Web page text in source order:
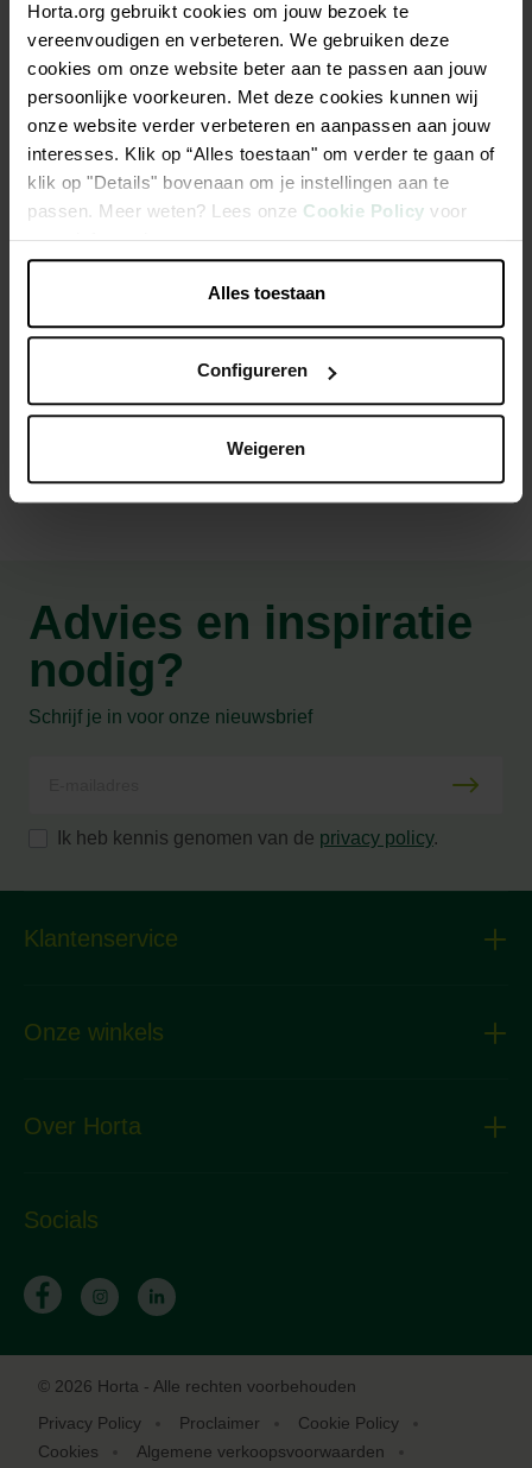
Horta.org gebruikt cookies om jouw bezoek te
vereenvoudigen en verbeteren. We gebruiken deze
cookies om onze website beter aan te passen aan jouw
persoonlijke voorkeuren. Met deze cookies kunnen wij
onze website verder verbeteren en aanpassen aan jouw
interesses. Klik op “Alles toestaan" om verder te gaan of
klik op "Details" bovenaan om je instellingen aan te
passen. Meer weten? Lees onze Cookie Policy voor
meer informatie.
Alles toestaan
Configureren
Weigeren
Beschrijving
De Eno is een keramische pot uit eigen productie in
Nederland, gebakken op 1080 °C voor duurzaamheid. Met
zijn gekleurde afwerking, subtiele reliëf en waterdichte
design past hij met zijn elegante en tijdloze uitstraling perfect
in elk interieur.
Productspecificaties
Advies en inspiratie
nodig?
Schrijf je in voor onze nieuwsbrief
Ik heb kennis genomen van de privacy policy.
Klantenservice
Onze winkels
Over Horta
Socials
© 2026 Horta - Alle rechten voorbehouden
Privacy Policy
Proclaimer
Cookie Policy
Cookies
Algemene verkoopsvoorwaarden